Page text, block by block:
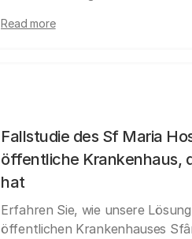
Read more
Fallstudie des Sf Maria
öffentliche Krankenhaus,
hat
Erfahren Sie, wie unsere
öffentlichen Krankenhauses